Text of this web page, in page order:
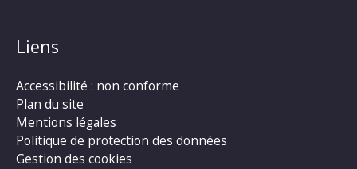
Liens
Accessibilité : non conforme
Plan du site
Mentions légales
Politique de protection des données
Gestion des cookies